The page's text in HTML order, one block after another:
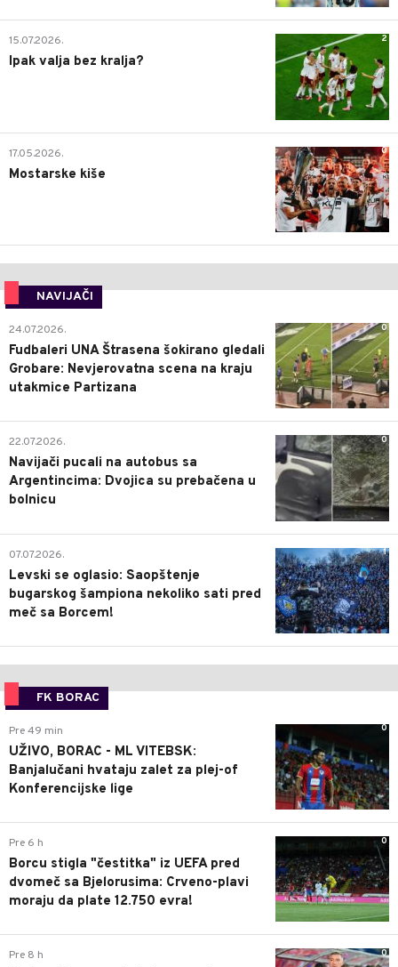
2
15.07.2026.
Ipak valja bez kralja?
0
17.05.2026.
Mostarske kiše
NAVIJAČI
0
24.07.2026.
Fudbaleri UNA Štrasena šokirano gledali
Grobare: Nevjerovatna scena na kraju
utakmice Partizana
0
22.07.2026.
Navijači pucali na autobus sa
Argentincima: Dvojica su prebačena u
bolnicu
1
07.07.2026.
Levski se oglasio: Saopštenje
bugarskog šampiona nekoliko sati pred
meč sa Borcem!
FK BORAC
0
Pre 49 min
UŽIVO, BORAC - ML VITEBSK:
Banjalučani hvataju zalet za plej-of
Konferencijske lige
0
Pre 6 h
Borcu stigla "čestitka" iz UEFA pred
dvomeč sa Bjelorusima: Crveno-plavi
moraju da plate 12.750 evra!
0
Pre 8 h